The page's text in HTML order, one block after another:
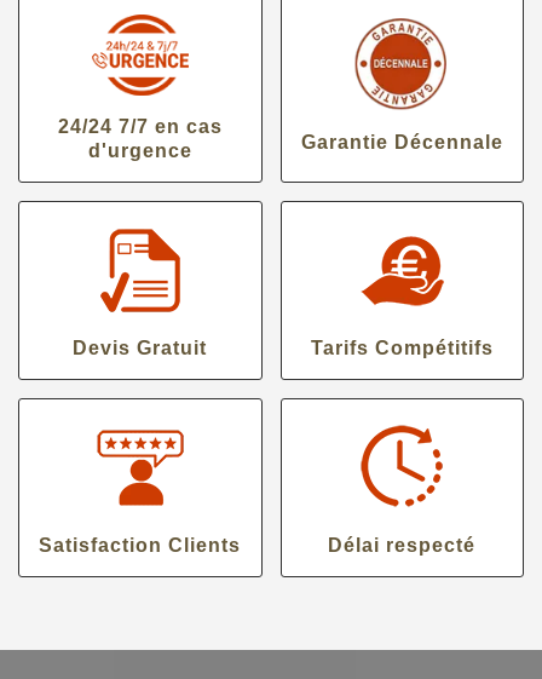
24/24 7/7 en cas
d'urgence
Garantie Décennale
Devis Gratuit Tarifs Compétitifs
Satisfaction Clients Délai respecté